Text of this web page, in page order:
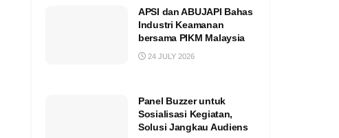
APSI dan ABUJAPI Bahas
Industri Keamanan
bersama PIKM Malaysia
24 JULY 2026
Panel Buzzer untuk
Sosialisasi Kegiatan,
Solusi Jangkau Audiens